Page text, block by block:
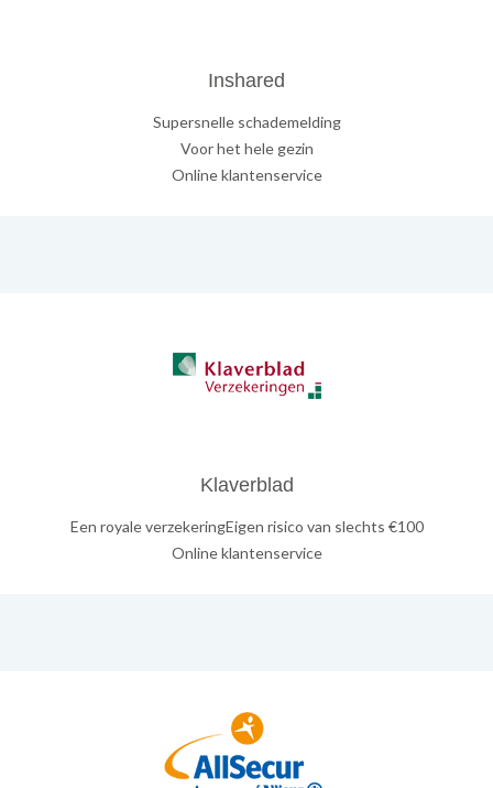
Inshared
Supersnelle schademelding
Voor het hele gezin
Online klantenservice
Klaverblad
Een royale verzekeringEigen risico van slechts €100
Online klantenservice